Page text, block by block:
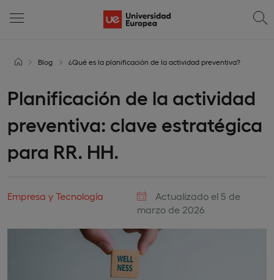
Blog ¿Qué es la planificación de la actividad preventiva?
Planificación de la actividad
preventiva: clave estratégica
para RR. HH.
Empresa y Tecnología
Actualizado el 5 de
marzo de 2026